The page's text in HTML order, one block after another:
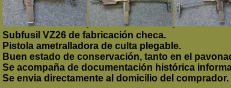
Subfusil VZ26 de fabricación checa.
Pistola ametralladora de culta plegable.
Buen estado de conservación, tanto en el
Se acompaña de documentación histórica
Se envia directamente al domicilio del comprador.